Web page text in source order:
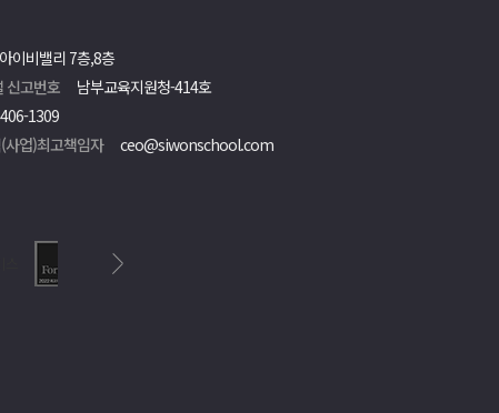
이비밸리 7층,8층
신고번호
남부교육지원청-414호
1309
사업)최고책임자
ceo@siwonschool.com